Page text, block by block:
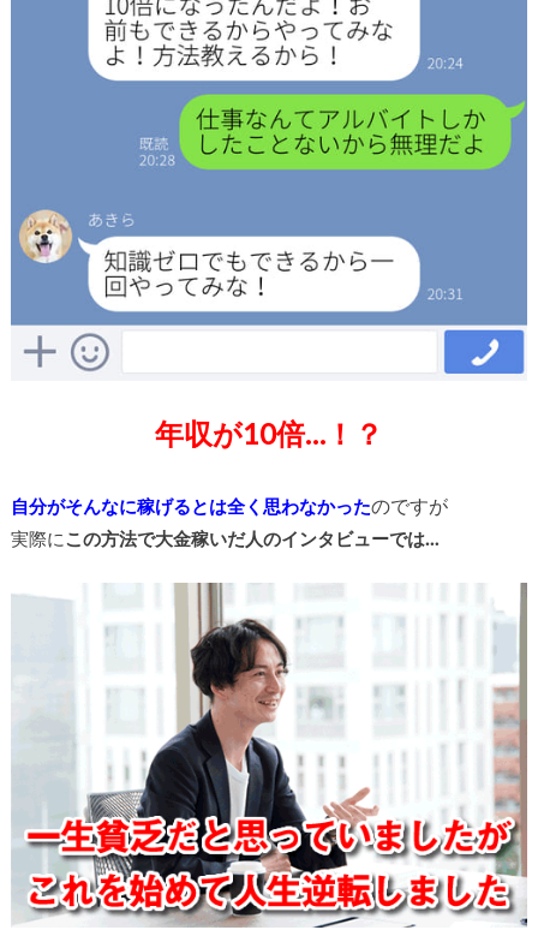
年収が10倍…！？
自分がそんなに稼げるとは全く思わなかったのですが
実際にこの方法で大金稼いだ人のインタビューでは…